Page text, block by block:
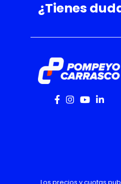
¿Tienes